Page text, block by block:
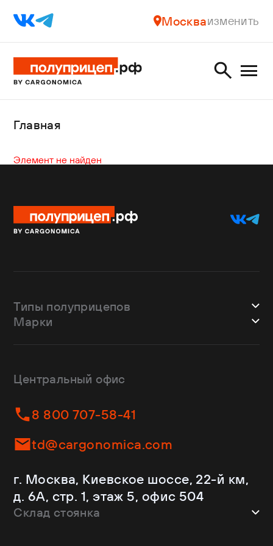
Москваизменить
Главная
Элемент не найден
Типы полуприцепов
Шторные
Изотермы
Контейнеровозы
Самосвалы
Ломовозы
С кониками
Рефрижераторы
Марки
Dongfeng
Helfimmer
JAC
Kassbohrer
Krone
Mercedes-Benz
Schmitz Cargobull
Shacman
Центральный офис
8 800 707-58-41
td@cargonomica.com
г. Москва, Киевское шоссе, 22-й км,
д. 6А, стр. 1, этаж 5, офис 504
Склад стоянка